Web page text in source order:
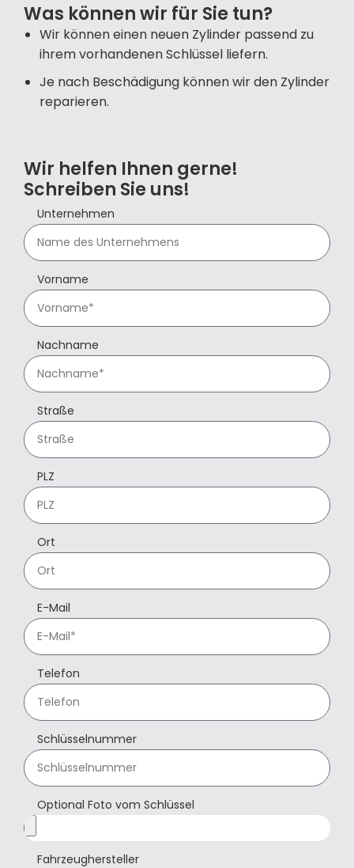
Was können wir für Sie tun?
Wir können einen neuen Zylinder passend zu
ihrem vorhandenen Schlüssel liefern.
Je nach Beschädigung können wir den Zylinder
reparieren.
Wir helfen Ihnen gerne!
Schreiben Sie uns!
Unternehmen
Vorname
Nachname
Straße
PLZ
Ort
E-Mail
Telefon
Schlüsselnummer
Optional Foto vom Schlüssel
Fahrzeughersteller